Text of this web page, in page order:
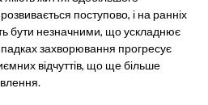
розвивається поступово, і на ранніх
бути незначними, що ускладнює
захворювання прогресує
відчуттів, що ще більше